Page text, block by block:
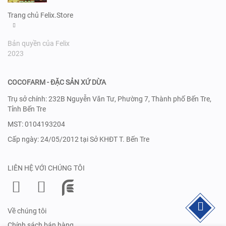
Trang chủ Felix.Store
Bản quyền của Felix
2023
COCOFARM - ĐẶC SẢN XỨ DỪA
Trụ sở chính: 232B Nguyễn Văn Tư, Phường 7, Thành phố Bến Tre,
Tỉnh Bến Tre
MST: 0104193204
Cấp ngày: 24/05/2012 tại Sở KHĐT T. Bến Tre
LIÊN HỆ VỚI CHÚNG TÔI
Về chúng tôi